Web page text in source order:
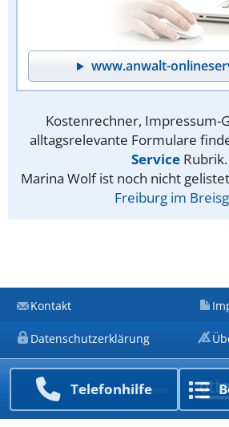
www.anwalt-
Kostenrechner, Impressum-
alltagsrelevante Formulare
Service Rubrik.
Marina Wolf ist noch nicht
Freiburg im
Telefon­hilfe
Kontakt
Datenschutzerklärung
Ein Unternehmen von